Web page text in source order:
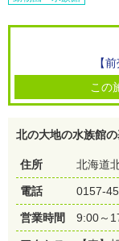
【
この
北の大地の水族館
住所 北海道
電話 0157-
営業時間 9:00～